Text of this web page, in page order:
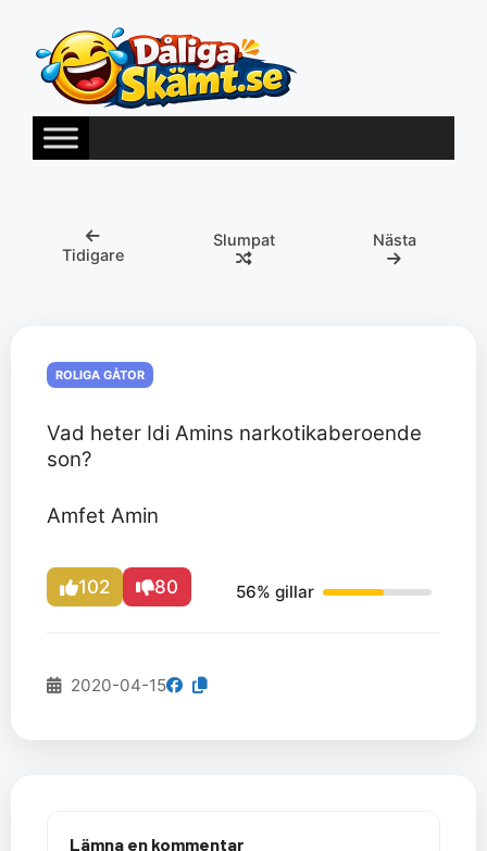
innehåll
Tidigare
Slumpat Nästa
ROLIGA GÅTOR
Vad heter Idi Amins narkotikaberoende
son?
Amfet Amin
102 80 56% gillar
2020-04-15
Lämna en kommentar